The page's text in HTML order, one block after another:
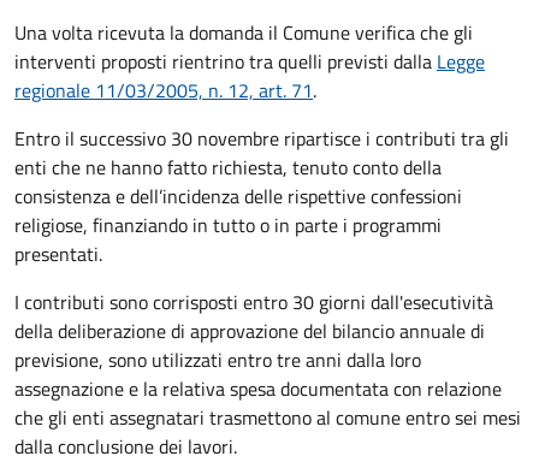
Una volta ricevuta la domanda il Comuneverifica che gli
interventi proposti rientrino tra quelli previsti dalla Legge
regionale 11/03/2005, n. 12, art. 71.
Entro il successivo 30 novembre ripartisce i contributi tra gli
enti che ne hanno fatto richiesta, tenuto conto della
consistenza e dell’incidenza delle rispettive confessioni
religiose, finanziando in tutto o in parte i programmi
presentati.
I contributi sono corrisposti entro 30 giorni dall'esecutività
della deliberazione di approvazione del bilancio annuale di
previsione, sono utilizzati entro tre anni dalla loro
assegnazione e la relativa spesa documentata con relazione
che gli enti assegnatari trasmettono al comune entro sei mesi
dalla conclusione dei lavori.